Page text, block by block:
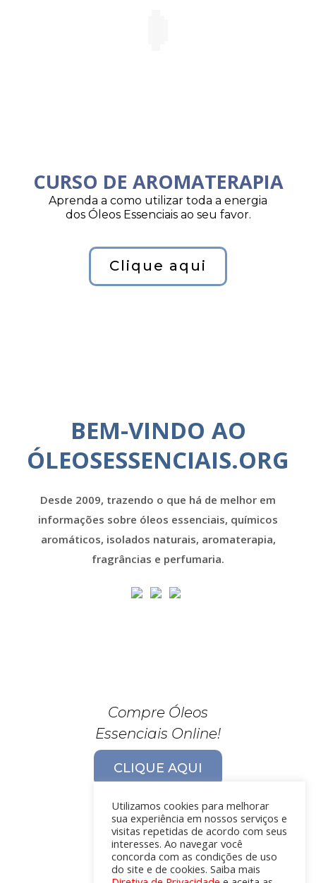
CURSO DE AROMATERAPIA
Aprenda a como utilizar toda a energia
dos Óleos Essenciais ao seu favor.
Clique aqui
BEM-VINDO AO
ÓLEOSESSENCIAIS.ORG
Desde 2009, trazendo o que há de melhor em
informações sobre óleos essenciais, químicos
aromáticos, isolados naturais, aromaterapia,
fragrâncias e perfumaria.
Compre Óleos
Essenciais Online!
CLIQUE AQUI
Utilizamos cookies para melhorar
sua experiência em nossos serviços e
visitas repetidas de acordo com seus
interesses. Ao navegar você
concorda com as condições de uso
do site e de cookies. Saiba mais